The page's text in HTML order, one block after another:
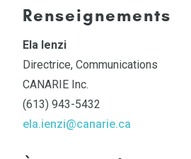
Renseignements
Ela Ienzi
Directrice, Communications
CANARIE Inc.
(613) 943-5432
ela.ienzi@canarie.ca